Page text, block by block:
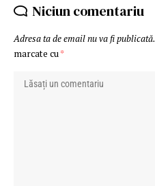
Niciun comentariu
Adresa ta de email nu va fi publicată.
marcate cu*